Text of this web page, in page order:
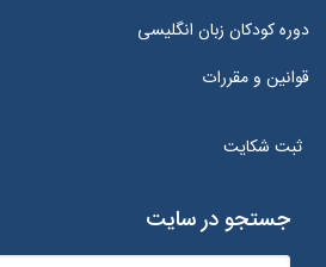
دوره کودکان زبان انگلیسی
قوانین و مقررات
ثبت شکایت
جستجو در سایت